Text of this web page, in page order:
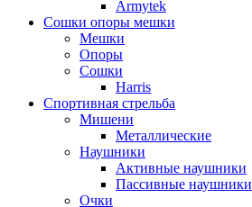
Armytek
Сошки опоры мешки
Мешки
Опоры
Сошки
Harris
Спортивная стрельба
Мишени
Металлические
Наушники
Активные наушники
Пассивные наушники
Очки